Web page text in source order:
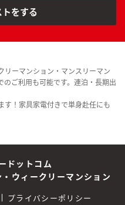
をする
リーマンション・マンスリーマン
ご利用も可能です。連泊・長期出
す！家具家電付きで単身赴任にも
ドットコム
ウィークリーマンション
プライバシーポリシー